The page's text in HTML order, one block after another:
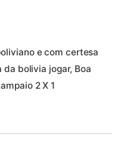
e com certesa
bolivia jogar, Boa
2 X 1